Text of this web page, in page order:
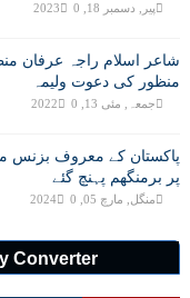
پیر, دسمبر 18, 2023 0
شاعر اسلام راجہ عرفان
منظور کی دعوت ولیمہ
جمعہ, مئی 13, 2022 0
پاکستان کے معروف بزنس
پر برمنگھم پہنچ گئے
منگل, مارچ 05, 2024 0
Converter